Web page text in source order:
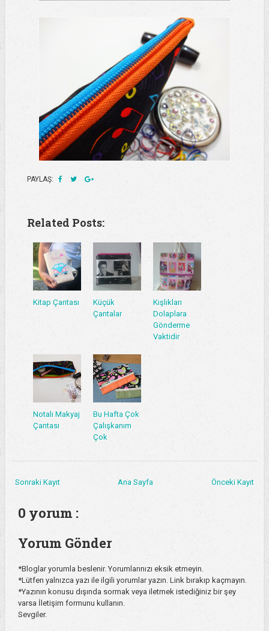
PAYLAŞ:
Related Posts:
Kitap Çantası
Küçük
Çantalar
Kışlıkları
Dolaplara
Gönderme
Vaktidir
Notalı Makyaj
Çantası
Bu Hafta Çok
Çalışkanım
Çok
Sonraki Kayıt Önceki Kayıt
Ana Sayfa
0 yorum :
Yorum Gönder
*Bloglar yorumla beslenir. Yorumlarınızı eksik etmeyin.
*Lütfen yalnızca yazı ile ilgili yorumlar yazın. Link bırakıp kaçmayın.
*Yazının konusu dışında sormak veya iletmek istediğiniz bir şey
varsa İletişim formunu kullanın.
Sevgiler.